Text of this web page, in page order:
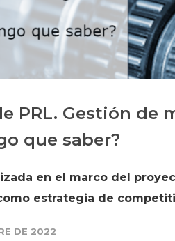
PRL. Gestión de
que saber?
en el marco del
estrategia de
DE 2022